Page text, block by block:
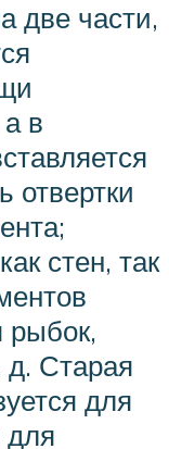
две части,
в
отвертки
стен, так
рыбок,
д. Старая
для
для